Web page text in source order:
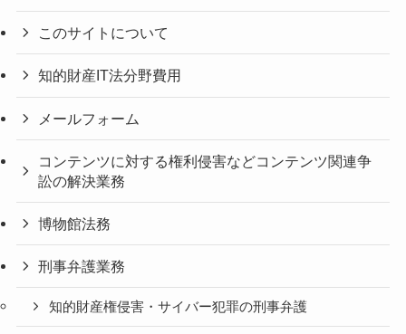
このサイトについて
知的財産IT法分野費用
メールフォーム
コンテンツに対する権利侵害などコンテンツ関連争
訟の解決業務
博物館法務
刑事弁護業務
知的財産権侵害・サイバー犯罪の刑事弁護